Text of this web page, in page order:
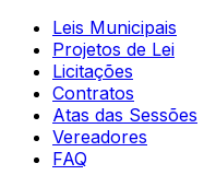
Leis Municipais
Projetos de Lei
Licitações
Contratos
Atas das Sessões
Vereadores
FAQ